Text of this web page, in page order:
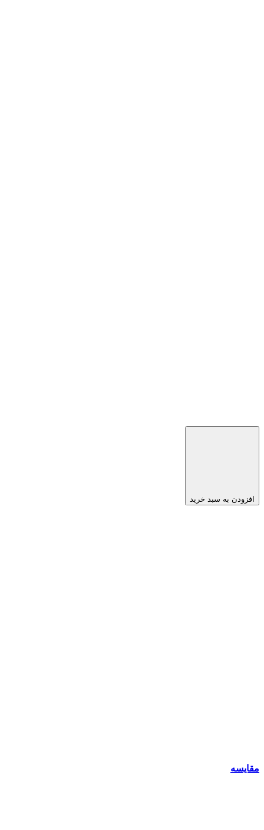
افزودن به سبد خرید
مقایسه